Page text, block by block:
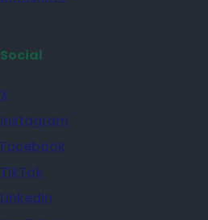
Social
X
Instagram
Facebook
TikTok
Linkedin